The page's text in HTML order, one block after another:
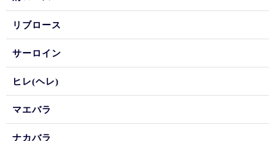
リブロース
サーロイン
ヒレ(ヘレ)
マエバラ
ナカバラ